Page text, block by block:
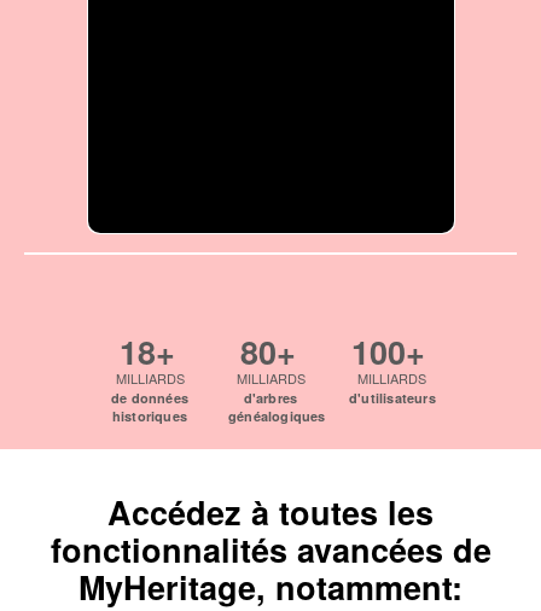
18+
MILLIARDS
de données
historiques
80+
MILLIARDS
d'arbres
généalogiques
100+
MILLIARDS
d'utilisateurs
Accédez à toutes les
fonctionnalités avancées de
MyHeritage, notamment: